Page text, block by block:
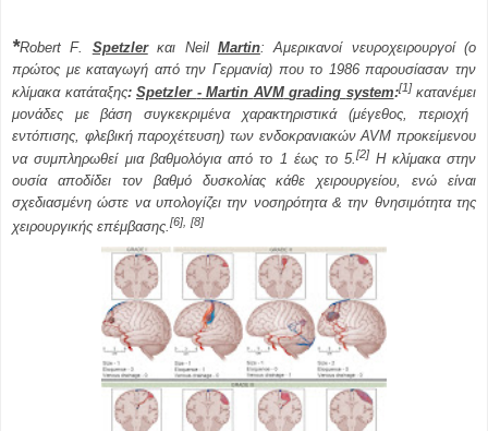
*Robert F. Spetzler και Neil Martin: Αμερικανοί νευροχειρουργοί (ο
πρώτος με καταγωγή από την Γερμανία) που το 1986 παρουσίασαν την
κλίμακα κατάταξης: Spetzler -Martin AVM grading system:[1] κατανέμει
μονάδες με βάση συγκεκριμένα χαρακτηριστικά (μέγεθος, περιοχή
εντόπισης, φλεβική παροχέτευση) των ενδοκρανιακών AVM προκείμενου
να συμπληρωθεί μια βαθμολόγια από το 1 έως το 5.[2] Η κλίμακα στην
ουσία αποδίδει τον βαθμό δυσκολίας κάθε χειρουργείου, ενώ είναι
σχεδιασμένη ώστε να υπολογίζει την νοσηρότητα & την θνησιμότητατης
χειρουργικής επέμβασης. [6], [8]